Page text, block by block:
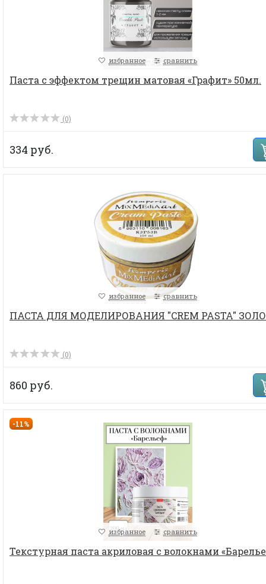
избранное сравнить
Паста с эффектом трещин матовая «Графит» 50мл.
(0)
334 руб.
избранное сравнить
ПАСТА ДЛЯ МОДЕЛИРОВАНИЯ "CRЕM PASTA"
(0)
860 руб.
-11%
избранное сравнить
Текстурная паста акриловая с волокнами